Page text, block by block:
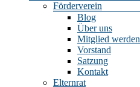
Förderverein
Blog
Über uns
Mitglied werden
Vorstand
Satzung
Kontakt
Elternrat